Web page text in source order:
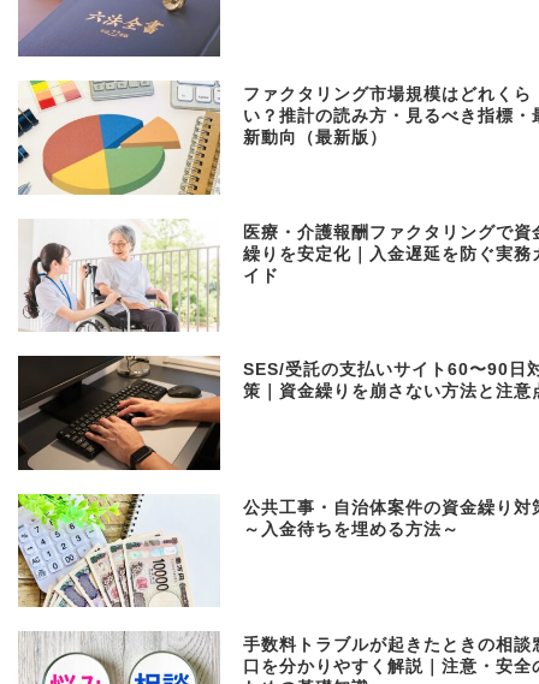
ファクタリング市場規模はどれくら
い？推計の読み方・見るべき指標・
新動向（最新版）
医療・介護報酬ファクタリングで資
繰りを安定化｜入金遅延を防ぐ実務
イド
SES/受託の支払いサイト60〜90日
策｜資金繰りを崩さない方法と注意
公共工事・自治体案件の資金繰り対
～入金待ちを埋める方法～
手数料トラブルが起きたときの相談
口を分かりやすく解説｜注意・安全